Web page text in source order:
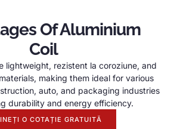
Of Aluminium
Coil
lightweight, rezistent la coroziune, and
, making them ideal for various
, auto, and packaging industries
durability and energy efficiency.
O COTAȚIE GRATUITĂ